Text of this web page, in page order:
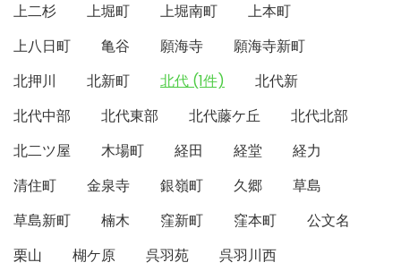
上二杉
上堀町 上堀南町
上本町
上八日町
亀谷 願海寺
願海寺新町
北押川
北新町 北代 (1件)
北代新
北代中部
北代東部 北代藤ケ丘
北代北部
北二ツ屋
木場町 経田 経堂
経力
清住町
金泉寺 銀嶺町 久郷
草島
草島新町
楠木 窪新町 窪本町
公文名
栗山
楜ケ原 呉羽苑
呉羽川西